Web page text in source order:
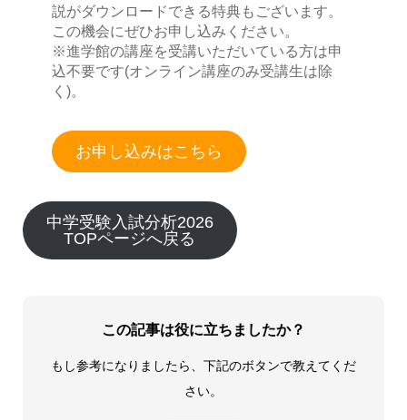
説がダウンロードできる特典もございます。
この機会にぜひお申し込みください。
※進学館の講座を受講いただいている方は申
込不要です(オンライン講座のみ受講生は除
く)。
お申し込みはこちら
中学受験入試分析2026
TOPページへ戻る
この記事は役に立ちましたか？
もし参考になりましたら、下記のボタンで教えてくだ
さい。